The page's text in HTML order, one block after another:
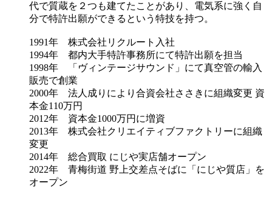
代で質蔵を２つも建てたことがあり、電気系に強く自
分で特許出願ができるという特技を持つ。
1991年 株式会社リクルート入社
1994年 都内大手特許事務所にて特許出願を担当
1998年 「ヴィンテージサウンド」にて真空管の輸入
販売で創業
2000年 法人成りにより合資会社ささきに組織変更 資
本金110万円
2012年 資本金1000万円に増資
2013年 株式会社クリエイティブファクトリーに組織
変更
2014年 総合買取 にじや実店舗オープン
2022年 青梅街道 野上交差点そばに「にじや質店」を
オープン